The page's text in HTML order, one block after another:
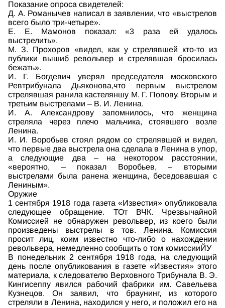
Показание опроса свидетелей:
Д. А. Романычев написал в заявлении, что «выстрелов
всего было три-четыре».
Е. Е. Мамонов показал: «3 раза ей удалось
выстрелить».
М. З. Прохоров «видел, как у стрелявшей кто-то из
публики вышиб револьвер и стрелявшая бросилась
бежать».
И. Г. Богдевич уверял председателя московского
Ревтрибунала Дьяконова,что первым выстрелом
стрелявшая ранила кастеляншу М. Г. Попову. Вторым и
третьим выстрелами – В. И. Ленина.
И. А. Александрову запомнилось, что женщина
стреляла через плечо мальчика, стоявшего возле
Ленина.
И. И. Воробьев стоял рядом со стрелявшей и видел,
что первые два выстрела она сделала в Ленина в упор,
а следующие два – на некотором расстоянии,
«вероятно, – показал Воробьев, – вторыми
выстрелами была ранена женщина, беседовавшая с
Лениным».
Оружие
1 сентября 1918 года газета «Известия» опубликовала
следующее обращение. ТОт ВЧК. Чрезвычайной
Комиссией не обнаружен револьвер, из коего были
произведены выстрелы в тов. Ленина. Комиссия
просит лиц, коим известно что-либо о нахождении
револьвера, немедленно сообщить о том комиссииЙУ
В понедельник 2 сентября 1918 года, на следующий
день после опубликования в газете «Известия» этого
материала, к следователю Верховного Трибунала В. Э.
Кингисеппу явился рабочий фабрики им. Савельева
Кузнецов. Он заявил, что браунинг, из которого
стреляли в Ленина, находился у него, и положил его на